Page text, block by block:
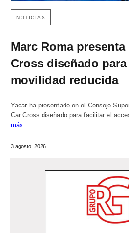
NOTICIAS
Marc Roma
Cross diseñado
movilidad reducida
Yacar ha presentado en el Consejo
Car Cross diseñado para facilitar el
más
3 agosto, 2026